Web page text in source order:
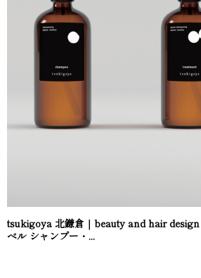
tsukigoya 北鎌倉｜beauty and hair design
ベル シャンプー・...